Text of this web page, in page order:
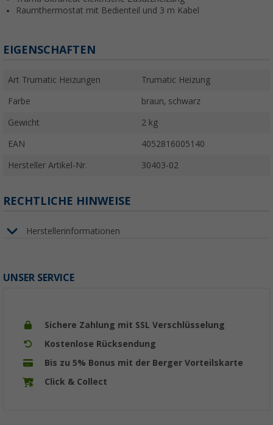
Raumthermostat mit Bedienteil und 3 m Kabel
EIGENSCHAFTEN
Art Trumatic Heizungen Trumatic Heizung
Farbe braun, schwarz
Gewicht 2 kg
EAN 4052816005140
Hersteller Artikel-Nr. 30403-02
RECHTLICHE HINWEISE
Herstellerinformationen
UNSER SERVICE
Sichere Zahlung mit SSL Verschlüsselung
Kostenlose Rücksendung
Bis zu 5% Bonus mit der Berger Vorteilskarte
Click & Collect